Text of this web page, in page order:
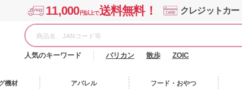
11,000円以上で送料無料！ クレジットカ
人気のキーワード バリカン 散歩 ZOIC
機材 アパレル フード・おやつ